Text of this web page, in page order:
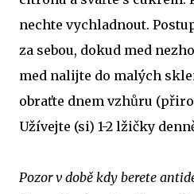
nechte vychladnout.
za sebou, dokud med
med nalijte do malých
obraťte dnem vzhůru
Užívejte (si) 1-2 lžičky
Pozor v době kdy berete